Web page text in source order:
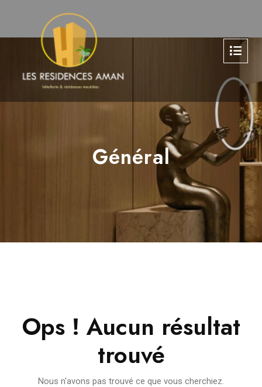
Général
Ops ! Aucun résultat
trouvé
Nous n'avons pas trouvé ce que vous cherchiez.